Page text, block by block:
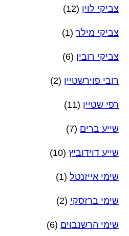
צביקי לוין (12)
צביקי מילר (1)
צביקי רובין (6)
רובי פוירשטיין (2)
רפי שטיין (11)
שייע ברים (7)
שייע דוידוביץ (10)
שימי אייזנטל (1)
שימי ברזסקי (2)
שימי הרשנבוים (6)